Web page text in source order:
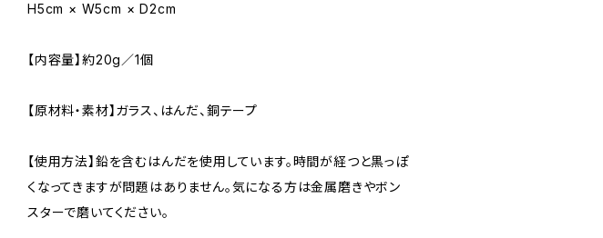
H5cm × W5cm × D2cm
【内容量】約20g／1個
【原材料・素材】ガラス、はんだ、銅テープ
【使用方法】鉛を含むはんだを使用しています。時間が経つと黒っぽ
くなってきますが問題はありません。気になる方は金属磨きやボン
スターで磨いてください。